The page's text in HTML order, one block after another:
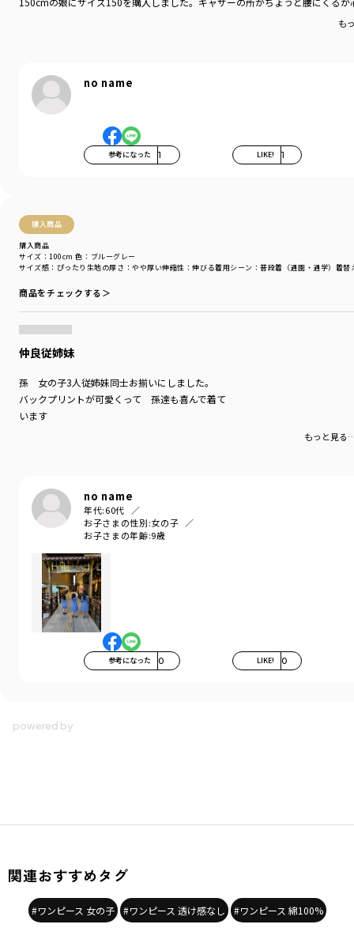
も
no name
参考になった 1 LIKE! 1
購入商品
購入商品
サイズ感 ：ぴったり 生地の厚さ ：やや厚い伸縮性 ：伸びる着用シーン ：普段着（通園・通学） 着替
サイズ：100cm 色：ブルーグレー
商品をチェックする＞
仲良従姉妹
孫 女の子3人従姉妹同士お揃いにしました。
バックプリントが可愛くって 孫達も喜んで着て
います
もっと見る
no name
年代:60代
お子さまの性別:女の子
お子さまの年齢:9歳
参考になった 0 LIKE! 0
デイリーウェアをご提案する新レーベルです
ポケット：右脇に1つ
＃drc＃おとこのこ＃おんなのこ＃ボーイズ＃ガールズ
＃通園コーデ＃通学コーデ＃小学生コーデ
＃プチプラ＃プチプラ子供服＃子供服通販
＃100cm＃110cm＃120cm＃130cm＃140cm＃150cm
着用イメージ/カラー：ピンク
モデル：身長107.5cm 体重16.2kg
ブランド ／DRC branshes
シーズン
カラー
対象イベント ／ファイナルセール
商品番号
／16-6237-030
関連おすすめタグ
#ワンピース 女の子 #ワンピース 透け感なし #ワンピース 綿100%